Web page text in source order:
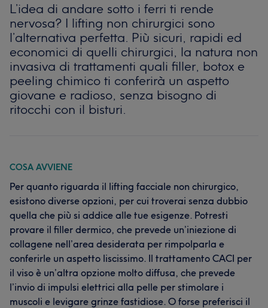
L’idea di andare sotto i ferri ti rende
nervosa? I lifting non chirurgici sono
l’alternativa perfetta. Più sicuri, rapidi ed
economici di quelli chirurgici, la natura non
invasiva di trattamenti quali filler, botox e
peeling chimico ti conferirà un aspetto
giovane e radioso, senza bisogno di
ritocchi con il bisturi.
COSA AVVIENE
Per quanto riguarda il lifting facciale non chirurgico,
esistono diverse opzioni, per cui troverai senza dubbio
quella che più si addice alle tue esigenze. Potresti
provare il filler dermico, che prevede un’iniezione di
collagene nell’area desiderata per rimpolparla e
conferirle un aspetto liscissimo. Il trattamento CACI per
il viso è un’altra opzione molto diffusa, che prevede
l’invio di impulsi elettrici alla pelle per stimolare i
muscoli e levigare grinze fastidiose. O forse preferisci il